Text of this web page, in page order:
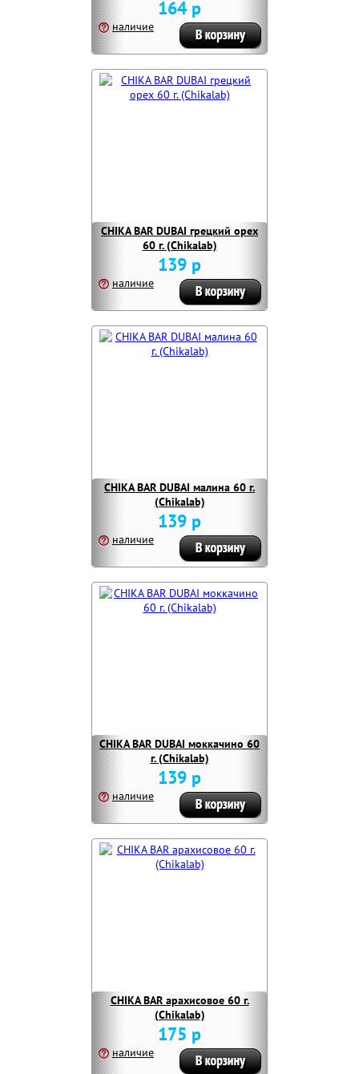
164 р
наличие
CHIKA BAR DUBAI грецкий орех
60 г. (Chikalab)
139 р
наличие
CHIKA BAR DUBAI малина 60 г.
(Chikalab)
139 р
наличие
CHIKA BAR DUBAI моккачино 60
г. (Chikalab)
139 р
наличие
CHIKA BAR арахисовое 60 г.
(Chikalab)
175 р
наличие